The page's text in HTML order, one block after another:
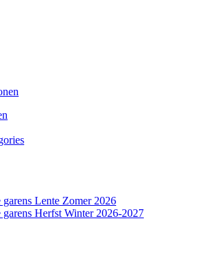
Lente Zomer 2026
Herfst Winter 2026-2027